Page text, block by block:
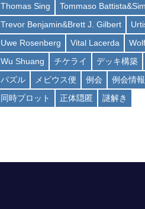
Thomas Sing
Tommaso
Trevor Benjamin&Brett J. Gilbert
Uwe Rosenberg
Vital Lacerda
Wu Shuang
チケライ デッキ構築
パズル
メビウス便 例会 例会情報
同時プロット
正体隠匿 謎解き